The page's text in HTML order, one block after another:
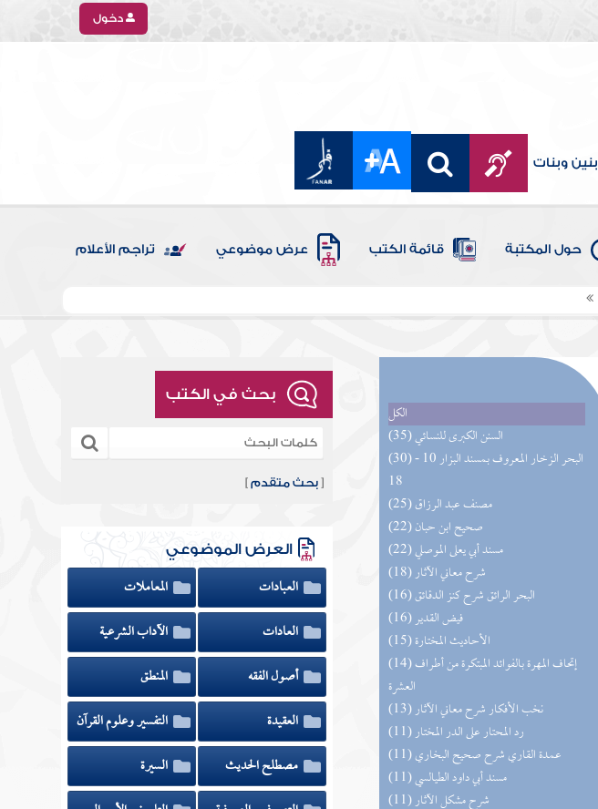
دخول
بنين وبنات
حول المكتبة قائمة الكتب عرض موضوعي تراجم الأعلام
الكل
(35) السنن الكبرى للنسائي
(30) البحر الزخار المعروف بمسند البزار 10 -
18
(25) مصنف عبد الرزاق
(22) صحيح ابن حبان
(22) مسند أبي يعلى الموصلي
(18) شرح معاني الآثار
(16) البحر الرائق شرح كنز الدقائق
(16) فيض القدير
(15) الأحاديث المختارة
(14) إتحاف المهرة بالفوائد المبتكرة من أطراف
العشرة
(13) نخب الأفكار شرح معاني الآثار
(11) رد المحتار على الدر المختار
(11) عمدة القاري شرح صحيح البخاري
(11) مسند أبي داود الطيالسي
(11) شرح مشكل الآثار
بحث في الكتب
[بحث متقدم ]
العرض الموضوعي
العبادات
المعاملات
العادات
الآداب الشرعية
أصول الفقه
المنطق
العقيدة
التفسير وعلوم القرآن
مصطلح الحديث
السيرة